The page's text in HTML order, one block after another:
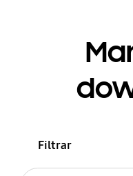
Filtrar